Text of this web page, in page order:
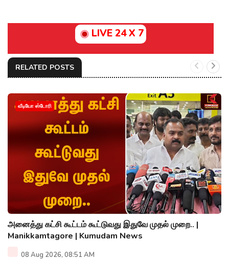
LIVE 24 X 7
RELATED POSTS
வீடியோ ஸ்டோரி
அனைத்து கட்சி கூட்டம் கூட்டுவது இதுவே முதல் முறை.. |
Manikkamtagore | Kumudam News
08 Aug 2026, 08:51 AM